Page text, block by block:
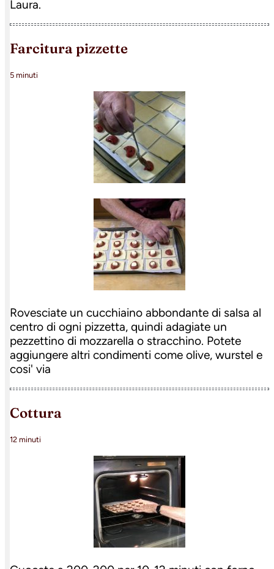
Laura.
farcitura pizzette
5 minuti
Rovesciate un cucchiaino abbondante di salsa al
centro di ogni pizzetta, quindi adagiate un
pezzettino di mozzarella o stracchino. Potete
aggiungere altri condimenti come olive, wurstel e
cosi' via
cottura
12 minuti